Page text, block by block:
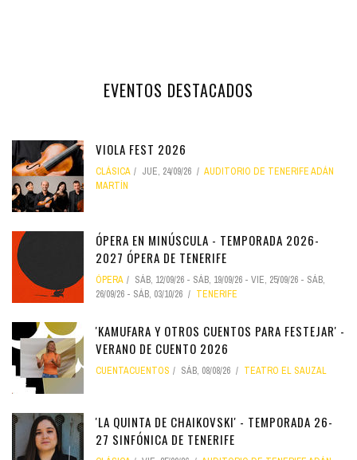
EVENTOS DESTACADOS
VIOLA FEST 2026
CLÁSICA JUE, 24/09/26
AUDITORIO DE TENERIFE ADÁN
MARTÍN
ÓPERA EN MINÚSCULA - TEMPORADA 2026-
2027 ÓPERA DE TENERIFE
ÓPERA SÁB, 12/09/26 - SÁB, 19/09/26 - VIE, 25/09/26 - SÁB,
26/09/26 - SÁB, 03/10/26 TENERIFE
'KAMUFARA Y OTROS CUENTOS PARA FESTEJAR' -
VERANO DE CUENTO 2026
CUENTACUENTOS SÁB, 08/08/26 TEATRO EL SAUZAL
'LA QUINTA DE CHAIKOVSKI' - TEMPORADA 26-
27 SINFÓNICA DE TENERIFE